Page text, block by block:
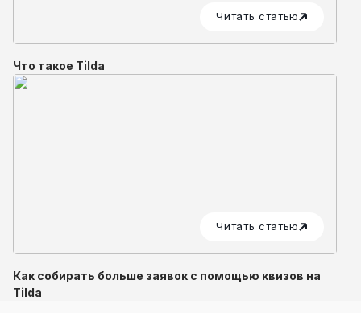
Читать статью
Что такое Tilda
Читать статью
Как собирать больше заявок с помощью квизов на
Tilda